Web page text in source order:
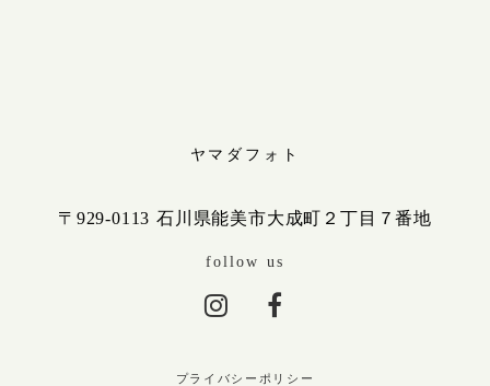
ヤマダフォト
〒929-0113 石川県能美市大成町２丁目７番地
follow us
プライバシーポリシー